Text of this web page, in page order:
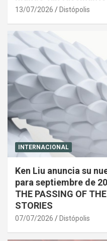
13/07/2026 Distópolis
INTERNACIONAL
Ken Liu anuncia su
para septiembre de
THE PASSING OF
STORIES
07/07/2026 Distópolis